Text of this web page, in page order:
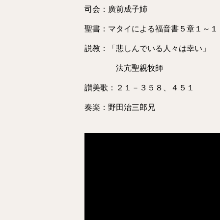
司会：廣前成子姉
聖書：マタイによる福音書５章１～１
説教：「悲しんでいる人々は幸い」
法亢聖親牧師
讃美歌：２１－３５８、４５１
奏楽：野田治三郎兄